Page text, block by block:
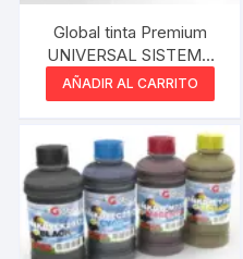
Global tinta Premium
UNIVERSAL SISTEMA
CONTINUO Serie T
Magenta 50 cm3
AÑADIR AL CARRITO